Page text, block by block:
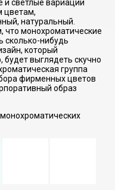
и светлые вариации
цветам,
натуральный.
что монохроматические
сколько-нибудь
который
будет выглядеть скучно
группа
фирменных цветов
образ